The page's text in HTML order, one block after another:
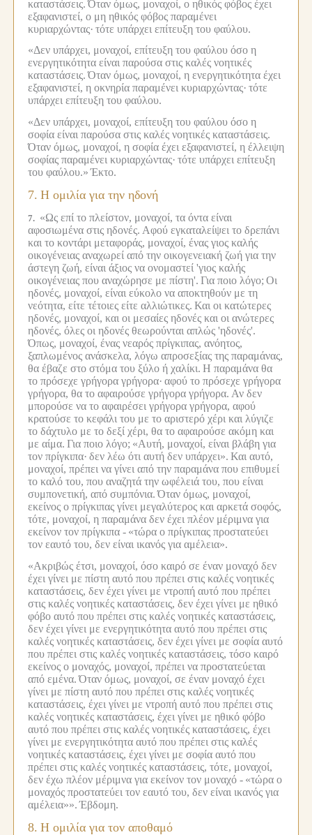
καταστάσεις. Όταν όμως, μοναχοί, ο ηθικός φόβος έχει
εξαφανιστεί, ο μη ηθικός φόβος παραμένει
κυριαρχώντας· τότε υπάρχει επίτευξη του φαύλου.
«Δεν υπάρχει, μοναχοί, επίτευξη του φαύλου όσο η
ενεργητικότητα είναι παρούσα στις καλές νοητικές
καταστάσεις. Όταν όμως, μοναχοί, η ενεργητικότητα έχει
εξαφανιστεί, η οκνηρία παραμένει κυριαρχώντας· τότε
υπάρχει επίτευξη του φαύλου.
«Δεν υπάρχει, μοναχοί, επίτευξη του φαύλου όσο η
σοφία είναι παρούσα στις καλές νοητικές καταστάσεις.
Όταν όμως, μοναχοί, η σοφία έχει εξαφανιστεί, η έλλειψη
σοφίας παραμένει κυριαρχώντας· τότε υπάρχει επίτευξη
του φαύλου.» Έκτο.
7. Η ομιλία για την ηδονή
7. «Ως επί το πλείστον, μοναχοί, τα όντα είναι
αφοσιωμένα στις ηδονές. Αφού εγκαταλείψει το δρεπάνι
και το κοντάρι μεταφοράς, μοναχοί, ένας γιος καλής
οικογένειας αναχωρεί από την οικογενειακή ζωή για την
άστεγη ζωή, είναι άξιος να ονομαστεί 'γιος καλής
οικογένειας που αναχώρησε με πίστη'. Για ποιο λόγο; Οι
ηδονές, μοναχοί, είναι εύκολο να αποκτηθούν με τη
νεότητα, είτε τέτοιες είτε αλλιώτικες. Και οι κατώτερες
ηδονές, μοναχοί, και οι μεσαίες ηδονές και οι ανώτερες
ηδονές, όλες οι ηδονές θεωρούνται απλώς 'ηδονές'.
Όπως, μοναχοί, ένας νεαρός πρίγκιπας, ανόητος,
ξαπλωμένος ανάσκελα, λόγω απροσεξίας της παραμάνας,
θα έβαζε στο στόμα του ξύλο ή χαλίκι. Η παραμάνα θα
το πρόσεχε γρήγορα γρήγορα· αφού το πρόσεχε γρήγορα
γρήγορα, θα το αφαιρούσε γρήγορα γρήγορα. Αν δεν
μπορούσε να το αφαιρέσει γρήγορα γρήγορα, αφού
κρατούσε το κεφάλι του με το αριστερό χέρι και λύγιζε
το δάχτυλο με το δεξί χέρι, θα το αφαιρούσε ακόμη και
με αίμα. Για ποιο λόγο; «Αυτή, μοναχοί, είναι βλάβη για
τον πρίγκιπα· δεν λέω ότι αυτή δεν υπάρχει». Και αυτό,
μοναχοί, πρέπει να γίνει από την παραμάνα που επιθυμεί
το καλό του, που αναζητά την ωφέλειά του, που είναι
συμπονετική, από συμπόνια. Όταν όμως, μοναχοί,
εκείνος ο πρίγκιπας γίνει μεγαλύτερος και αρκετά σοφός,
τότε, μοναχοί, η παραμάνα δεν έχει πλέον μέριμνα για
εκείνον τον πρίγκιπα - «τώρα ο πρίγκιπας προστατεύει
τον εαυτό του, δεν είναι ικανός για αμέλεια».
«Ακριβώς έτσι, μοναχοί, όσο καιρό σε έναν μοναχό δεν
έχει γίνει με πίστη αυτό που πρέπει στις καλές νοητικές
καταστάσεις, δεν έχει γίνει με ντροπή αυτό που πρέπει
στις καλές νοητικές καταστάσεις, δεν έχει γίνει με ηθικό
φόβο αυτό που πρέπει στις καλές νοητικές καταστάσεις,
δεν έχει γίνει με ενεργητικότητα αυτό που πρέπει στις
καλές νοητικές καταστάσεις, δεν έχει γίνει με σοφία αυτό
που πρέπει στις καλές νοητικές καταστάσεις, τόσο καιρό
εκείνος ο μοναχός, μοναχοί, πρέπει να προστατεύεται
από εμένα. Όταν όμως, μοναχοί, σε έναν μοναχό έχει
γίνει με πίστη αυτό που πρέπει στις καλές νοητικές
καταστάσεις, έχει γίνει με ντροπή αυτό που πρέπει στις
καλές νοητικές καταστάσεις, έχει γίνει με ηθικό φόβο
αυτό που πρέπει στις καλές νοητικές καταστάσεις, έχει
γίνει με ενεργητικότητα αυτό που πρέπει στις καλές
νοητικές καταστάσεις, έχει γίνει με σοφία αυτό που
πρέπει στις καλές νοητικές καταστάσεις, τότε, μοναχοί,
δεν έχω πλέον μέριμνα για εκείνον τον μοναχό - «τώρα ο
μοναχός προστατεύει τον εαυτό του, δεν είναι ικανός για
αμέλεια»». Έβδομη.
8. Η ομιλία για τον αποθαμό